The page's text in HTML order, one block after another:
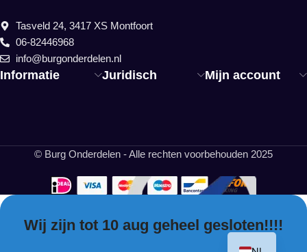
Informatie Juridisch Mijn account
Tasveld 24, 3417 XS Montfoort
06-82446968
info@burgonderdelen.nl
© Burg Onderdelen - Alle rechten voorbehouden 2025
Wij zijn tot 10 aug geheel gesloten!!!!
EN